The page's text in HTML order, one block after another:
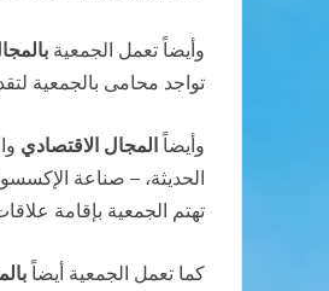
وأيضاً تعمل الجمعية
تواجد محامى بالجمعية
وأيضاًالمجال الاقتصادي
الحديثة، – صناعة
تهتم الجمعية بإقامة
كما تعمل الجمعية أيضاً